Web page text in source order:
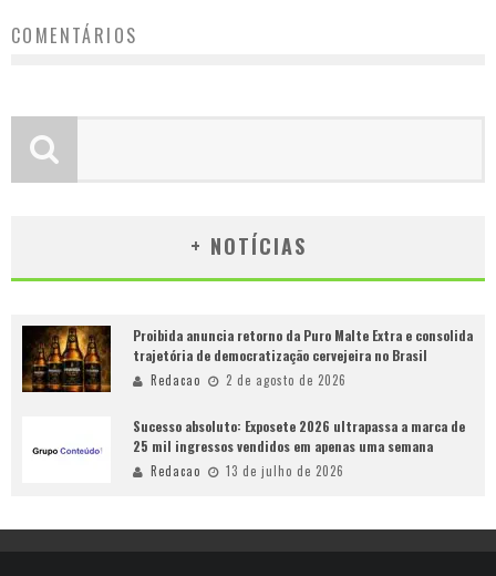
COMENTÁRIOS
+ NOTÍCIAS
Proibida anuncia retorno da Puro Malte Extra e consolida
trajetória de democratização cervejeira no Brasil
Redacao 2 de agosto de 2026
Sucesso absoluto: Exposete 2026 ultrapassa a marca de
25 mil ingressos vendidos em apenas uma semana
Redacao 13 de julho de 2026